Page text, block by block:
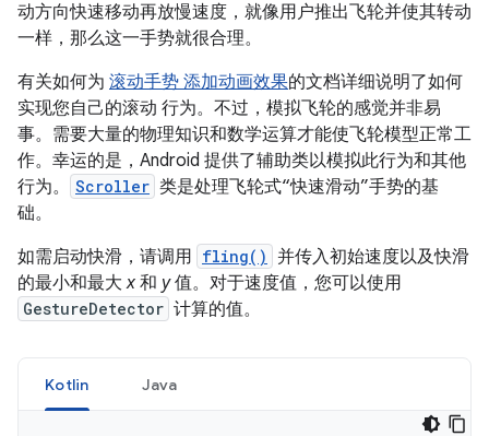
动方向快速移动再放慢速度，就像用户推出飞轮并使其转动
一样，那么这一手势就很合理。
有关如何为 滚动手势 添加动画效果的文档详细说明了如何
实现您自己的滚动 行为。不过，模拟飞轮的感觉并非易
事。需要大量的物理知识和数学运算才能使飞轮模型正常工
作。幸运的是，Android 提供了辅助类以模拟此行为和其他
行为。
Scroller 类是处理飞轮式“快速滑动”手势的基
础。
如需启动快滑，请调用 fling() 并传入初始速度以及快滑
的最小和最大x 和 y值。对于速度值，您可以使用
GestureDetector 计算的值。
Kotlin Java